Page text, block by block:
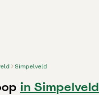
Simpelveld
in Simpelveld